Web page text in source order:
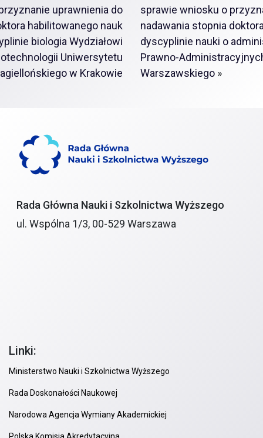
uprawnienia do
habilitowanego nauk
biologia Wydziałowi
Uniwersytetu
w Krakowie
sprawie wniosku o
nadawania stopnia
dyscyplinie nauki o
Prawno-
Warszawskiego »
Rada Główna Nauki i Szkolnictwa Wyższego
ul. Wspólna 1/3, 00-529 Warszawa
Linki:
Ministerstwo Nauki i Szkolnictwa Wyższego
Rada Doskonałości Naukowej
Narodowa Agencja Wymiany Akademickiej